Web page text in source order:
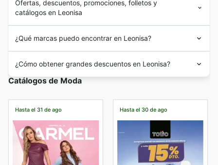
Ofertas, descuentos, promociones, folletos y
catálogos en Leonisa
¿Qué marcas puedo encontrar en Leonisa?
¿Cómo obtener grandes descuentos en Leonisa?
Catálogos de Moda
Hasta el 31 de ago Hasta el 30 de ago